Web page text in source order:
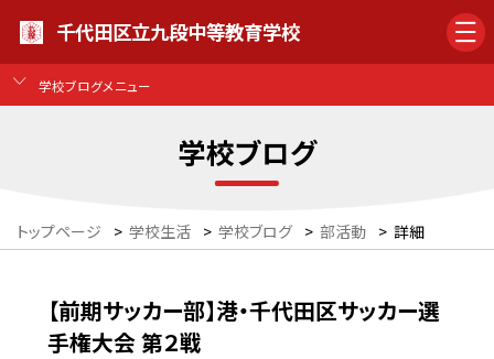
千代田区立九段中等教育学校
学校ブログメニュー
学校ブログ
トップページ > 学校生活 > 学校ブログ > 部活動 > 詳細
【前期サッカー部】港・千代田区サッカー選
手権大会 第２戦